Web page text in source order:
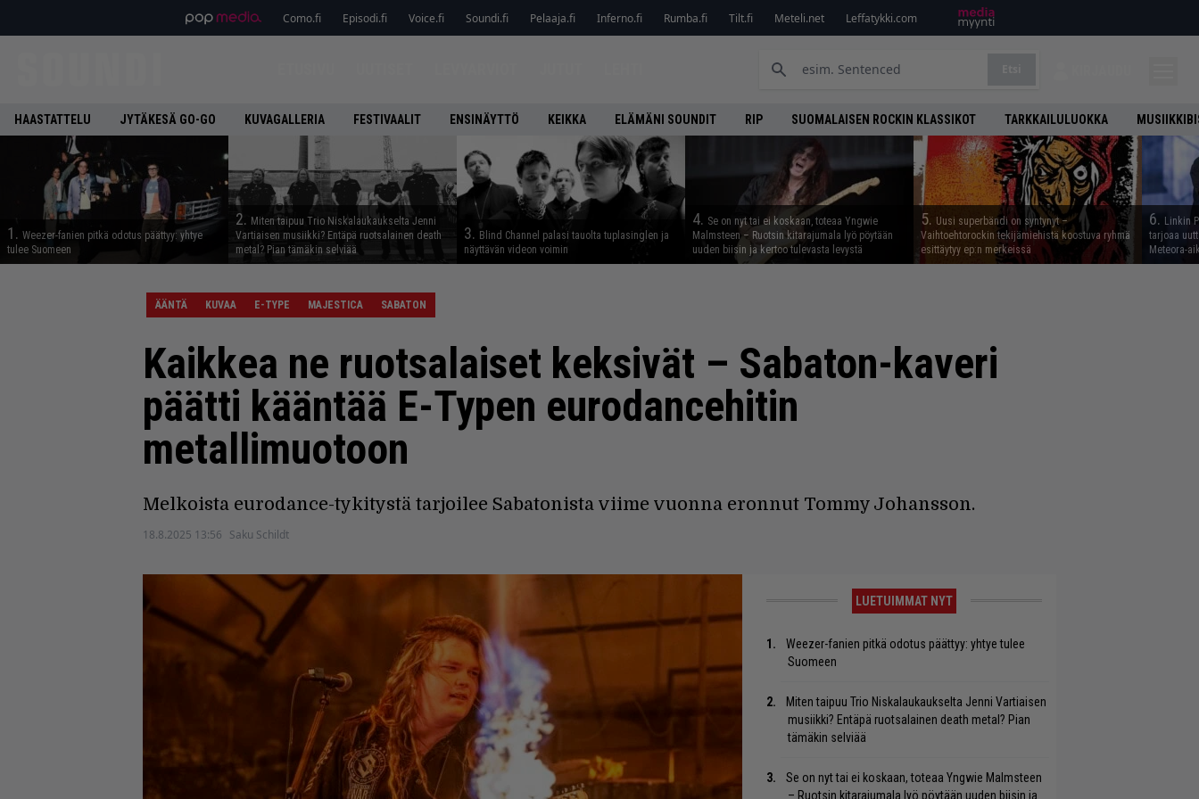
Como.fi Episodi.fi Voice.fi Soundi.fi Pelaaja.fi Inferno.fi Rumba.fi Tilt.fi Meteli.net Leffatykki.com
HAASTATTELU JYTÄKESÄ GO-GO KUVAGALLERIA FESTIVAALIT ENSINÄYTTÖ KEIKKA ELÄMÄNI SOUNDIT RIP SUOMALAISEN ROCKIN KLASSIKOT TARKKAILULUOKKA
1. Weezer-fanien pitkä odotus päättyy: yhtye
tulee Suomeen
2. Miten taipuu Trio Niskalaukaukselta Jenni
Vartiaisen musiikki? Entäpä ruotsalainen death
metal? Pian tämäkin selviää
3. Blind Channel palasi tauolta tuplasinglen ja
näyttävän videon voimin
4. Se on nyt tai ei koskaan, toteaa Yngwie
Malmsteen – Ruotsin kitarajumala lyö pöytään
uuden biisin ja kertoo tulevasta levystä
5. Uusi superbändi on syntynyt –
Vaihtoehtorockin tekijämiehistä koostuva ryhmä
esittäytyy ep:n merkeissä
6. Linkin
tarjoaa
Meteora-
ÄÄNTÄ KUVAA E-TYPE MAJESTICA SABATON
Kaikkea ne ruotsalaiset keksivät – Sabaton-kaveri
päätti kääntää E-Typen eurodancehitin
metallimuotoon
Melkoista eurodance-tykitystä tarjoilee Sabatonista viime vuonna eronnut Tommy Johansson.
18.8.2025 13:56 Saku Schildt
LUETUIMMAT NYT
Weezer-fanien pitkä odotus päättyy: yhtye tulee
Suomeen
Miten taipuu Trio Niskalaukaukselta Jenni Vartiaisen
musiikki? Entäpä ruotsalainen death metal? Pian
tämäkin selviää
Se on nyt tai ei koskaan, toteaa Yngwie Malmsteen
– Ruotsin kitarajumala lyö pöytään uuden biisin ja